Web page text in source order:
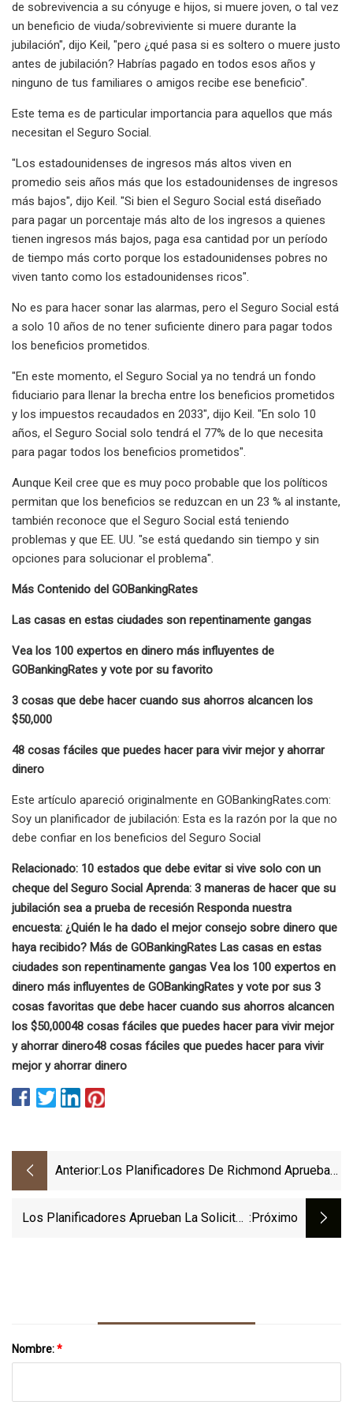
de sobrevivencia a su cónyuge e hijos, si muere joven, o tal vez
un beneficio de viuda/sobreviviente si muere durante la
jubilación", dijo Keil, "pero ¿qué pasa si es soltero o muere justo
antes de jubilación? Habrías pagado en todos esos años y
ninguno de tus familiares o amigos recibe ese beneficio".
Este tema es de particular importancia para aquellos que más
necesitan el Seguro Social.
"Los estadounidenses de ingresos más altos viven en
promedio seis años más que los estadounidenses de ingresos
más bajos", dijo Keil. "Si bien el Seguro Social está diseñado
para pagar un porcentaje más alto de los ingresos a quienes
tienen ingresos más bajos, paga esa cantidad por un período
de tiempo más corto porque los estadounidenses pobres no
viven tanto como los estadounidenses ricos".
No es para hacer sonar las alarmas, pero el Seguro Social está
a solo 10 años de no tener suficiente dinero para pagar todos
los beneficios prometidos.
"En este momento, el Seguro Social ya no tendrá un fondo
fiduciario para llenar la brecha entre los beneficios prometidos
y los impuestos recaudados en 2033", dijo Keil. "En solo 10
años, el Seguro Social solo tendrá el 77% de lo que necesita
para pagar todos los beneficios prometidos".
Aunque Keil cree que es muy poco probable que los políticos
permitan que los beneficios se reduzcan en un 23 % al instante,
también reconoce que el Seguro Social está teniendo
problemas y que EE. UU. "se está quedando sin tiempo y sin
opciones para solucionar el problema".
Más Contenido del GOBankingRates
Las casas en estas ciudades son repentinamente gangas
Vea los 100 expertos en dinero más influyentes de
GOBankingRates y vote por su favorito
3 cosas que debe hacer cuando sus ahorros alcancen los
$50,000
48 cosas fáciles que puedes hacer para vivir mejor y ahorrar
dinero
Este artículo apareció originalmente en GOBankingRates.com:
Soy un planificador de jubilación: Esta es la razón por la que no
debe confiar en los beneficios del Seguro Social
Relacionado: 10 estados que debe evitar si vive solo con un
cheque del Seguro Social Aprenda: 3 maneras de hacer que su
jubilación sea a prueba de recesión Responda nuestra
encuesta: ¿Quién le ha dado el mejor consejo sobre dinero que
haya recibido? Más de GOBankingRates Las casas en estas
ciudades son repentinamente gangas Vea los 100 expertos en
dinero más influyentes de GOBankingRates y vote por sus 3
cosas favoritas que debe hacer cuando sus ahorros alcancen
los $50,00048 cosas fáciles que puedes hacer para vivir mejor
y ahorrar dinero48 cosas fáciles que puedes hacer para vivir
mejor y ahorrar dinero
Anterior: Los Planificadores De Richmond Aprueban
Los Planificadores Aprueban La Solicitud :próximo
Nombre:*